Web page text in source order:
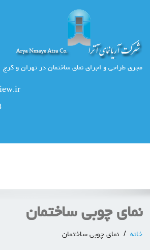
مجری طراحی و اجرای نمای ساختمان در تهران و کرج
نمای چوبی ساختمان
خانه نمای چوبی ساختمان